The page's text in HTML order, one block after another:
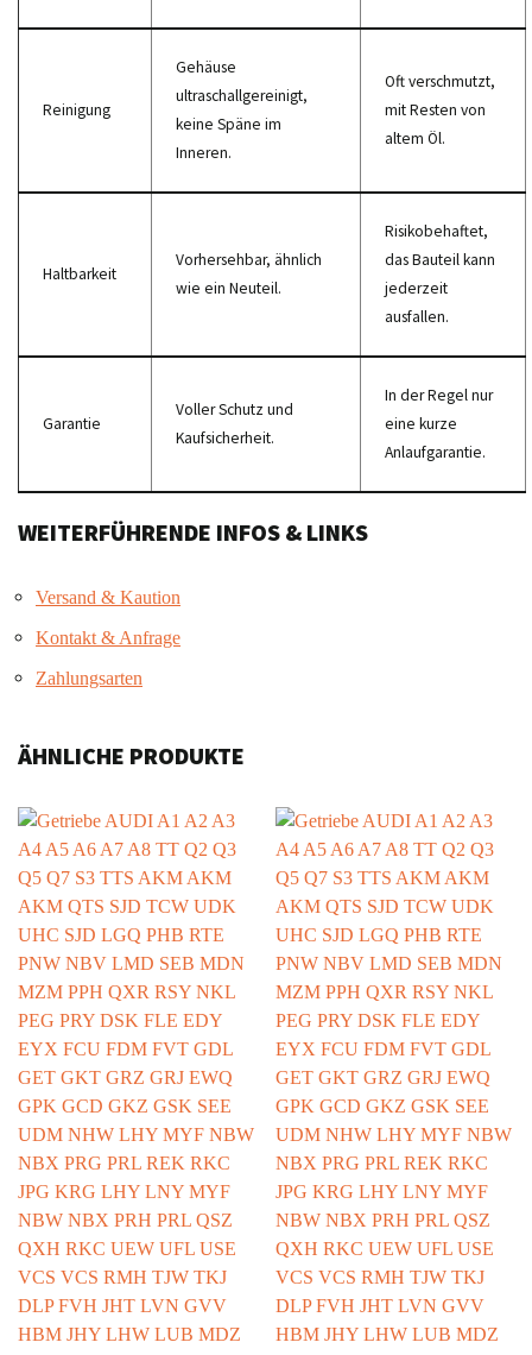
Reinigung
Gehäuse
ultraschallgereinigt,
keine Späne im
Inneren.
Oft verschmutzt,
mit Resten von
altem Öl.
Haltbarkeit
Vorhersehbar, ähnlich
wie ein Neuteil.
Risikobehaftet,
das Bauteil kann
jederzeit
ausfallen.
Garantie
Voller Schutz und
Kaufsicherheit.
In der Regel nur
eine kurze
Anlaufgarantie.
WEITERFÜHRENDE INFOS & LINKS
Versand & Kaution
Kontakt & Anfrage
Zahlungsarten
ÄHNLICHE PRODUKTE